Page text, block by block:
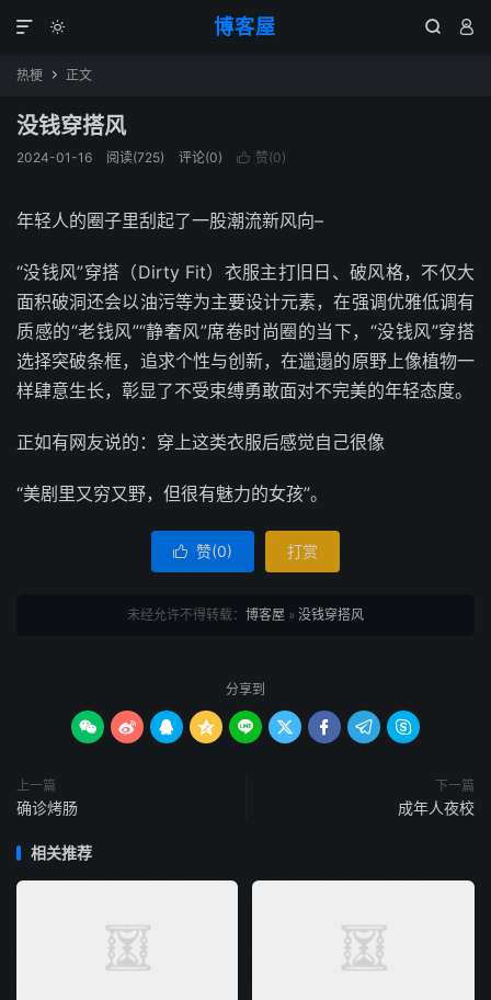
博客屋
  

热梗  正文
没钱穿搭风
2024-01-16 阅读(725) 评论(0)  赞(0)
年轻人的圈子里刮起了一股潮流新风向–
“没钱风”穿搭（Dirty Fit）衣服主打旧日、破风格，不仅大
面积破洞还会以油污等为主要设计元素，在强调优雅低调有
质感的“老钱风”“静奢风”席卷时尚圈的当下，“没钱风”穿搭
选择突破条框，追求个性与创新，在邋遢的原野上像植物一
样肆意生长，彰显了不受束缚勇敢面对不完美的年轻态度。
正如有网友说的：穿上这类衣服后感觉自己很像
“美剧里又穷又野，但很有魅力的女孩”。
 赞(0) 打赏
未经允许不得转载： 博客屋 » 没钱穿搭风
分享到
        
上一篇
确诊烤肠
下一篇
成年人夜校
相关推荐